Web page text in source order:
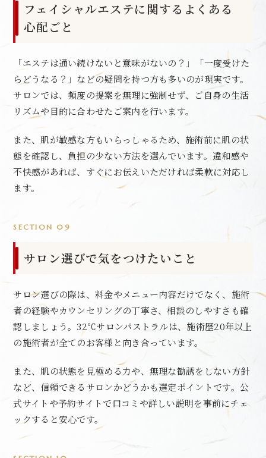
フェイシャルエステに関するよくある
心配ごと
「エステは通い続けないと意味がないの？」「一度受けた
らどうなる？」などの疑問を持つ方も多いのが現実です。
サロンでは、頻度の提案を無理に強制せず、ご自身の生活
リズムや目的に合わせたご案内を行います。
また、肌が敏感な方もいらっしゃるため、施術前に肌の状
態を確認し、負担の少ない方法を選んでいます。違和感や
不快感があれば、すぐにお伝えいただければ柔軟に対応し
ます。
SECTION 09
サロン選びで気をつけたいこと
サロン選びの際は、料金やメニュー内容だけでなく、施術
者の経験やカウンセリングの丁寧さ、相談のしやすさも確
認しましょう。32℃サロンパストラルは、施術歴20年以上
の施術者が全てのお客様と向き合っています。
また、肌の状態を見極める力や、無理な勧誘をしない方針
など、信頼できるサロンかどうかも選定ポイントです。公
式サイトや予約サイトで口コミや詳しい説明を事前にチェ
ックすると安心です。